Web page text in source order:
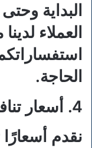
البداية
العملاء
الحاجة.
4. أسعار تنافسية
نقدم